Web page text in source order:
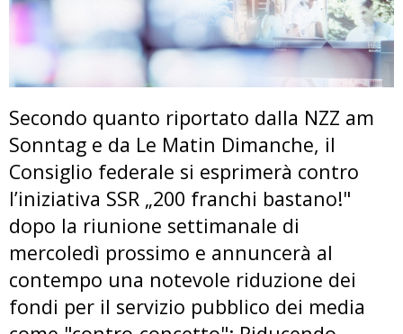
Secondo quanto riportato dalla NZZ am
Sonntag e da Le Matin Dimanche, il
Consiglio federale si esprimerà contro
l’iniziativa SSR „200 franchi bastano!"
dopo la riunione settimanale di
mercoledì prossimo e annuncerà al
contempo una notevole riduzione dei
fondi per il servizio pubblico dei media